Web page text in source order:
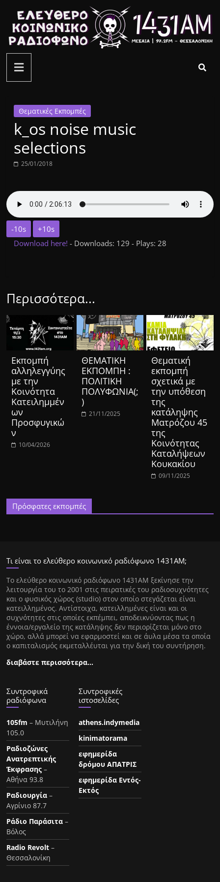
περιεχόμενο
ελεύθερο
κοινωνικό
ραδιόφωνο
1431AM
Θεματικές Εκπομπές
k_os noise music
selections
25/01/2018
-10s
+10s
Download here!- Downloads: 129 - Plays: 28
Περισσότερα...
Eκπομπή
αλληλεγγύης
με την
Κοινότητα
Κατειλημμέν
ων
Προσφυγικώ
ν
10/04/2026
ΘΕΜΑΤΙΚΗ
ΕΚΠΟΜΠΗ :
ΠΟΛΙΤΙΚΗ
ΠΟΛΥΦΩΝΙΑ(;
)
21/11/2025
Θεματική
εκπομπή
σχετικά με
την υπόθεση
της
κατάληψης
Ματρόζου 45
της
Κοινότητας
Καταλήψεων
Κουκακίου
09/11/2025
Πρόσφατες εκπομπές
Τι είναι το ελεύθερο κοινωνικό ραδιόφωνο 1431ΑΜ;
Tο ελεύθερο κοινωνικό ραδιόφωνο 1431AM ξεκίνησε την
λειτουργία του το 2001 στις πειρατικές του ραδιοσυχνότητες
και ο φυσικός χώρος (studio) στον οποίο στεγάζεται είναι
κατειλλημένος. Αντίστοιχα, κατειλλημένες είναι και οι
συχνότητες στις οποίες εκπέμπει, αποδεικνύοντας πως η
έννοια/εργαλείο της κατάληψης δεν περιορίζεται μόνο στο
χώρο, αλλά μπορεί να εφαρμοστεί και σε άυλα μέσα τα οποία
ο καπιταλισμός εκμεταλλέυται για την δική του συντήρηση.
διαβάστε περισσότερα…
Συντροφικά
ραδιόφωνα
105fm – Μυτιλήνη
105.0
Ραδιοζώνες
Ανατρεπτικής
Έκφρασης –
Αθήνα 93.8
Ραδιουργία –
Αγρίνιο 87.7
Ράδιο Παράσιτα –
Βόλος
Radio Revolt –
Θεσσαλονίκη
Συντροφικές
ιστοσελίδες
athens.indymedia
kinimatorama
εφημερίδα
δρόμου ΑΠΑΤΡΙΣ
εφημερίδα Εντός-
Εκτός